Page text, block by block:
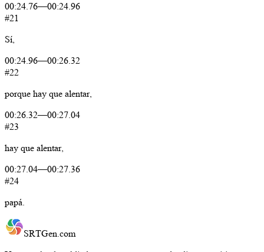
00:24.76—00:24.96
#21
Sí,
00:24.96—00:26.32
#22
porque hay que alentar,
00:26.32—00:27.04
#23
hay que alentar,
00:27.04—00:27.36
#24
papá.
SRTGen.com